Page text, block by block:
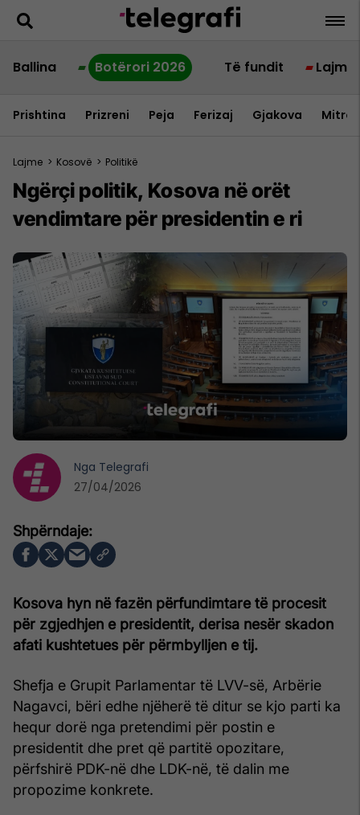
Ballina Botërori 2026 Të fundit Lajme
Prishtina Prizreni Peja Ferizaj Gjakova
Lajme > Kosovë > Politikë
Ngërçi politik, Kosova në orët
vendimtare për presidentin e ri
Kosova hyn në fazën përfundimtare të procesit
për zgjedhjen e presidentit, derisa nesër skadon
afati kushtetues për përmbylljen e tij.
Shefja e Grupit Parlamentar të LVV-së, Arbërie
Nagavci, bëri edhe njëherë të ditur se kjo parti ka
hequr dorë nga pretendimi për postin e
presidentit dhe pret që partitë opozitare,
përfshirë PDK-në dhe LDK-në, të dalin me
propozime konkrete.
Nga Telegrafi
27/04/2026